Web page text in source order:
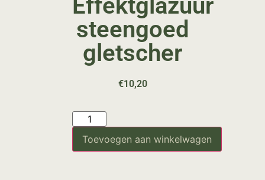
steengoed
gletscher
€10,20
Toevoegen aan winkelwagen